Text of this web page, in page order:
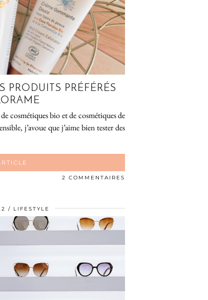
PRODUITS PRÉFÉRÉS
cosmétiques bio et de cosmétiques de
j’avoue que j’aime bien tester des
2 COMMENTAIRES
LIFESTYLE